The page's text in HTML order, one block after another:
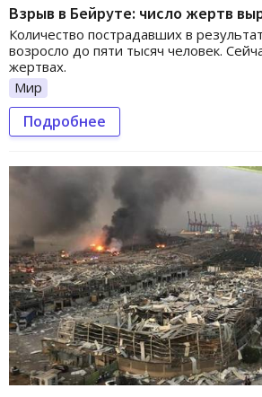
Взрыв в Бейруте: число жертв
Количество пострадавших в
возросло до пяти тысяч человек.
жертвах.
Мир
Подробнее